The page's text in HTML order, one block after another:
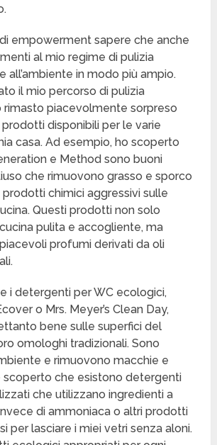
empowerment sapere che anche
al mio regime di pulizia
all’ambiente in modo più ampio.
il mio percorso di pulizia
rimasto piacevolmente sorpreso
disponibili per le varie
casa. Ad esempio, ho scoperto
e Method sono buoni
che rimuovono grasso e sporco
chimici aggressivi sulle
Questi prodotti non solo
pulita e accogliente, ma
profumi derivati da oli
i detergenti per WC ecologici,
o Mrs. Meyer’s Clean Day,
bene sulle superfici del
omologhi tradizionali. Sono
e rimuovono macchie e
scoperto che esistono detergenti
che utilizzano ingredienti a
di ammoniaca o altri prodotti
per lasciare i miei vetri senza aloni.